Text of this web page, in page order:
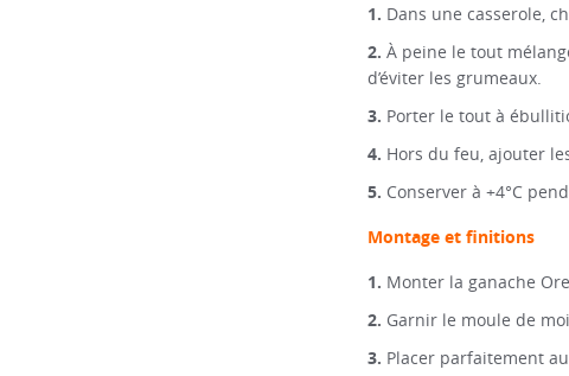
Dans une casserole,
À peine le tout
d’éviter les grumeaux.
Porter le tout à
Hors du feu, ajouter
Conserver à +4°C
Montage et finitions
Monter la ganache
Garnir le moule de
Placer parfaitement